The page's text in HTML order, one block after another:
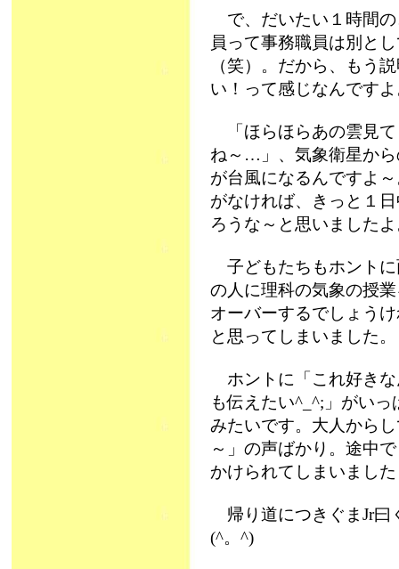
で、だいたい１時間の
員って事務職員は別と
（笑）。だから、もう
い！って感じなんです
「ほらほらあの雲見て
ね～…」、気象衛星か
が台風になるんですよ
がなければ、きっと１
ろうな～と思いました
子どもたちもホントに
の人に理科の気象の授
オーバーするでしょう
と思ってしまいました。
ホントに「これ好きな
も伝えたい^_^;」がい
みたいです。大人から
～」の声ばかり。途中
かけられてしまいまし
帰り道につきぐまJr曰
(^。^)